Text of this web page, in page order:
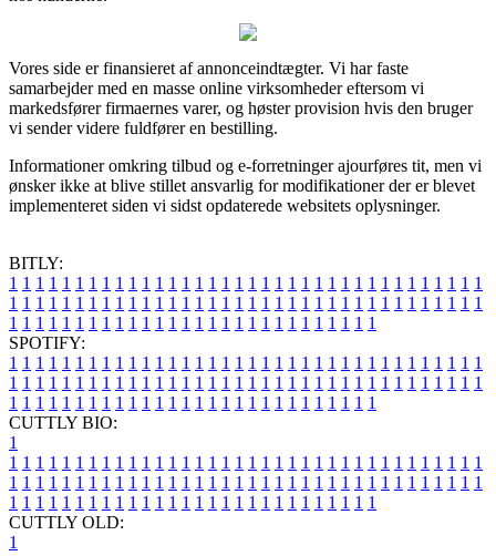
Vores side er finansieret af annonceindtægter. Vi har faste
samarbejder med en masse online virksomheder eftersom vi
markedsfører firmaernes varer, og høster provision hvis den bruger
vi sender videre fuldfører en bestilling.
Informationer omkring tilbud og e-forretninger ajourføres tit, men vi
ønsker ikke at blive stillet ansvarlig for modifikationer der er blevet
implementeret siden vi sidst opdaterede websitets oplysninger.
BITLY:
1 1 1 1 1 1 1 1 1 1 1 1 1 1 1 1 1 1 1 1 1 1 1 1 1 1 1 1 1 1 1 1 1 1 1 1
1 1 1 1 1 1 1 1 1 1 1 1 1 1 1 1 1 1 1 1 1 1 1 1 1 1 1 1 1 1 1 1 1 1 1 1
1 1 1 1 1 1 1 1 1 1 1 1 1 1 1 1 1 1 1 1 1 1 1 1 1 1 1 1
SPOTIFY:
1 1 1 1 1 1 1 1 1 1 1 1 1 1 1 1 1 1 1 1 1 1 1 1 1 1 1 1 1 1 1 1 1 1 1 1
1 1 1 1 1 1 1 1 1 1 1 1 1 1 1 1 1 1 1 1 1 1 1 1 1 1 1 1 1 1 1 1 1 1 1 1
1 1 1 1 1 1 1 1 1 1 1 1 1 1 1 1 1 1 1 1 1 1 1 1 1 1 1 1
CUTTLY BIO:
1
1 1 1 1 1 1 1 1 1 1 1 1 1 1 1 1 1 1 1 1 1 1 1 1 1 1 1 1 1 1 1 1 1 1 1 1
1 1 1 1 1 1 1 1 1 1 1 1 1 1 1 1 1 1 1 1 1 1 1 1 1 1 1 1 1 1 1 1 1 1 1 1
1 1 1 1 1 1 1 1 1 1 1 1 1 1 1 1 1 1 1 1 1 1 1 1 1 1 1 1
CUTTLY OLD:
1